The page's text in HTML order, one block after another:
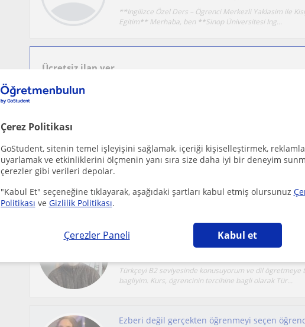
Çerez Politikası
GoStudent, sitenin temel işleyişini sağlamak, içeriği kişiselleştirmek,
uyarlamak ve etkinliklerini ölçmenin yanı sıra size daha iyi bir deneyim
çerezler gibi verileri depolar.
"Kabul Et" seçeneğine tıklayarak, aşağıdaki şartları kabul etmiş olursunuz
Politikası ve Gizlilik Politikası.
Çerezler Paneli Kabul et
**Ingilizce Özel Ders – Ögrenci Merkezli Yaklasim ile
Egitim** Merhaba, ben **Sinop Üniversitesi Ing...
Ücretsiz ilan ver
Sinop Sehri Matematik
Türkçeyi B2 seviyesinde konusuyorum ve dil ögretmeye
bagliyim. Kurs, ögrencinin tercihine bagli olarak Tür...